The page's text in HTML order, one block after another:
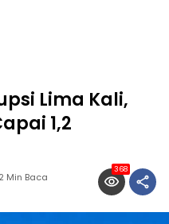
Lima Kali,
1,2
2 Min Baca
368